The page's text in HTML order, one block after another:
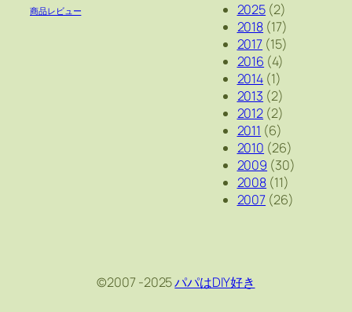
商品レビュー 2025 (2)
2018 (17)
2017 (15)
2016 (4)
2014 (1)
2013 (2)
2012 (2)
2011 (6)
2010 (26)
2009 (30)
2008 (11)
2007 (26)
©2007 -2025パパはDIY好き